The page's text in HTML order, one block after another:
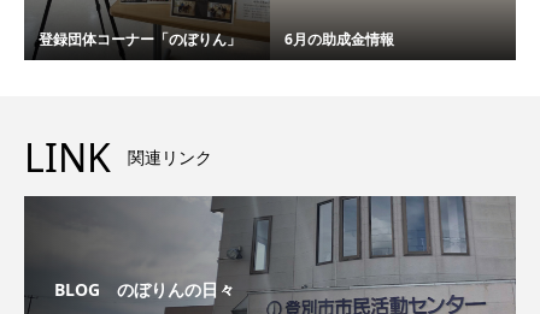
登録団体コーナー「のぼりん」 6月の助成金情報
LINK 関連リンク
BLOG のぼりんの日々